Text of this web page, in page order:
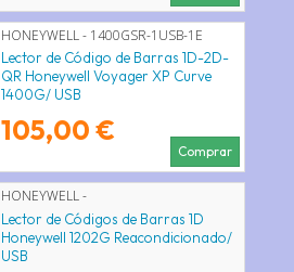
HONEYWELL - 1400GSR-1USB-1E
Lector de Código de Barras 1D-2D-
QR Honeywell Voyager XP Curve
1400G/ USB
105,00 €
Comprar
HONEYWELL -
Lector de Códigos de Barras 1D
Honeywell 1202G Reacondicionado/
USB